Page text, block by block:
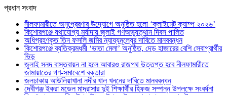
প্রধান সংবাদ
নীলফামারীতে অনুপ্রেরণার উদ্যোগে অনুষ্ঠিত হলো ‘ক্লাইমেট ক্যাম্প ২০২৬’
কিশোরগঞ্জে যথাযোগ্য মর্যাদায় জুলাই গণঅভ্যুত্থান দিবস পালিত
অধিগ্রহণকৃত তিন ফসলি জমির ন্যায্যমূল্যের দাবিতে মানববন্ধন
কিশোরগঞ্জে ব্যতিক্রমধর্মী ‘ভাতা মেলা’ অনুষ্ঠিত, দেড় হাজারের বেশি সেবাপ্রার্থীর
ভিড়
জুলাই সনদ বাস্তবায়ন না হলে আবারও রাজপথ উত্তপ্ত হবে নীলফামারীতে
জামায়াতের গণ-সমাবেশে বক্তারা
জলঢাকায় আউলিয়াখানা নদীর খাল খননের দাবিতে মানববন্ধন
দেবীগঞ্জ ইকরা মডেল মাদ্রাসার দুই শিক্ষার্থীর হিফজ সম্পন্ন উপলক্ষে সংবর্ধনা